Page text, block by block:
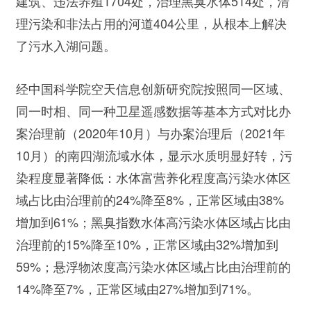
理污染和非法占用的河道404公里，从根本上解决
了污水入湖问题。
经中国科学院空天信息创新研究院按照同一区域、
同一时相、同一种卫星遥感数据等基本方式对比办
案治理前（2020年10月）与办案治理后（2021年
10月）的南四湖流域水体，显示水质明显好转，污
染程度显著降低：水体富营养化程度高污染水体区
域占比由治理前的24%降至8%，正常区域由38%
增加到61%；黑臭指数水体高污染水体区域占比由
治理前的15%降至10%，正常区域由32%增加到
59%；悬浮物浓度高污染水体区域占比由治理前的
14%降至7%，正常区域由27%增加到71%。